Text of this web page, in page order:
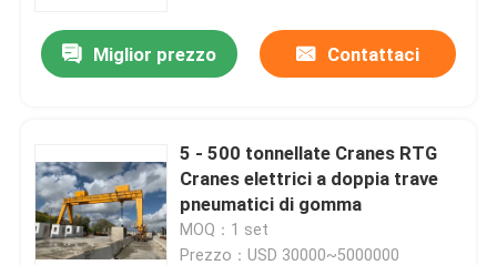
Miglior prezzo Contattaci
5 - 500 tonnellate Cranes RTG
Cranes elettrici a doppia trave
pneumatici di gomma
MOQ：1 set
Prezzo：USD 30000~5000000